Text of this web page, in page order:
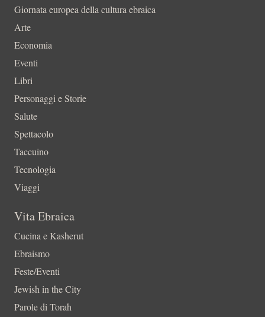
Giornata europea della cultura ebraica
Arte
Economia
Eventi
Libri
Personaggi e Storie
Salute
Spettacolo
Taccuino
Tecnologia
Viaggi
Vita Ebraica
Cucina e Kasherut
Ebraismo
Feste/Eventi
Jewish in the City
Parole di Torah